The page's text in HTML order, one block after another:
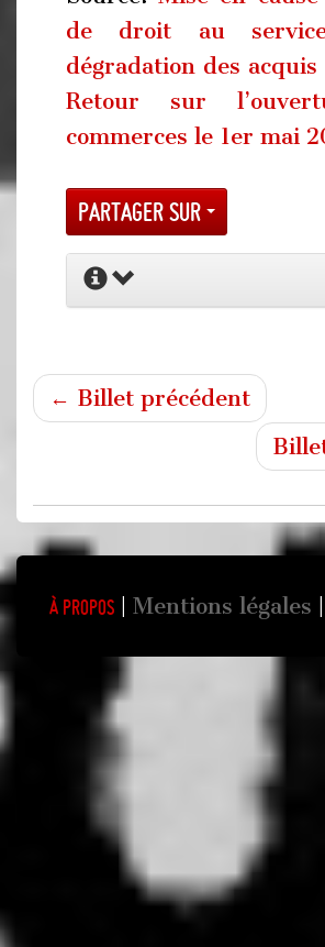
de droit au
dégradation des acquis
Retour sur
commerces le 1er mai
Partager sur
← Billet précédent
À propos Mentions légales